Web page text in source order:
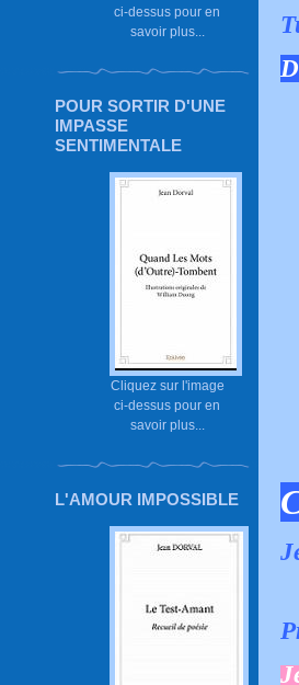
ci-dessus pour en
savoir plus...
POUR SORTIR D'UNE
IMPASSE
SENTIMENTALE
Cliquez sur l'image
ci-dessus pour en
savoir plus...
L'AMOUR IMPOSSIBLE